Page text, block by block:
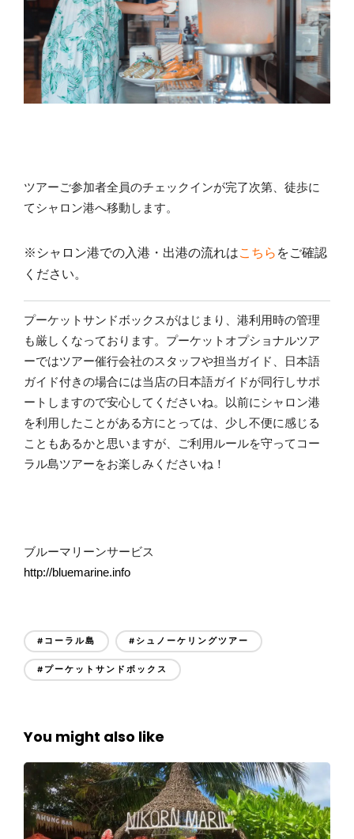
ツアーご参加者全員のチェックインが完了次第、徒歩に
てシャロン港へ移動します。
※シャロン港での入港・出港の流れはこちら をご確認
ください。
プーケットサンドボックスがはじまり、港利用時の管理
も厳しくなっております。プーケットオプショナルツア
ーではツアー催行会社のスタッフや担当ガイド、日本語
ガイド付きの場合には当店の日本語ガイドが同行しサポ
ートしますので安心してくださいね。
以前にシャロン港
を利用したことがある方にとっては、少し不便に感じる
こともあるかと思いますが、ご利用ルールを守ってコー
ラル島ツアーをお楽しみくださいね！
ブルーマリーンサービス
http://bluemarine.info
#コーラル島 #シュノーケリングツアー
#プーケットサンドボックス
You might also like